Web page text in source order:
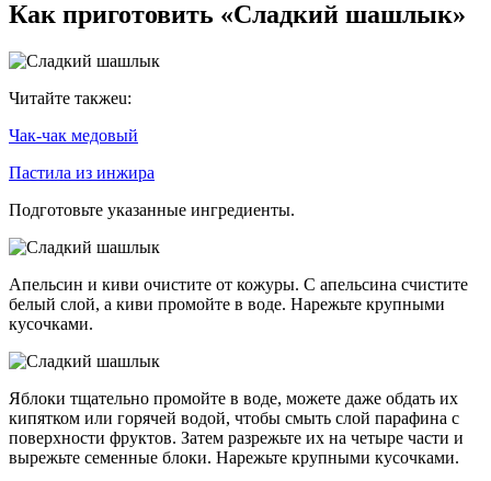
Как приготовить «Сладкий шашлык»
Читайте такжеu:
Чак-чак медовый
Пастила из инжира
Подготовьте указанные ингредиенты.
Апельсин и киви очистите от кожуры. С апельсина счистите
белый слой, а киви промойте в воде. Нарежьте крупными
кусочками.
Яблоки тщательно промойте в воде, можете даже обдать их
кипятком или горячей водой, чтобы смыть слой парафина с
поверхности фруктов. Затем разрежьте их на четыре части и
вырежьте семенные блоки. Нарежьте крупными кусочками.